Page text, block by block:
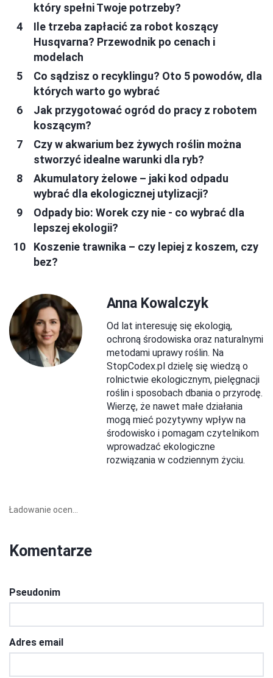
który spełni Twoje potrzeby?
Ile trzeba zapłacić za robot koszący
Husqvarna? Przewodnik po cenach i
modelach
Co sądzisz o recyklingu? Oto 5 powodów, dla
których warto go wybrać
Jak przygotować ogród do pracy z robotem
koszącym?
Czy w akwarium bez żywych roślin można
stworzyć idealne warunki dla ryb?
Akumulatory żelowe – jaki kod odpadu
wybrać dla ekologicznej utylizacji?
Odpady bio: Worek czy nie - co wybrać dla
lepszej ekologii?
Koszenie trawnika – czy lepiej z koszem, czy
bez?
Anna Kowalczyk
Od lat interesuję się ekologią,
ochroną środowiska oraz naturalnymi
metodami uprawy roślin. Na
StopCodex.pl dzielę się wiedzą o
rolnictwie ekologicznym, pielęgnacji
roślin i sposobach dbania o przyrodę.
Wierzę, że nawet małe działania
mogą mieć pozytywny wpływ na
środowisko i pomagam czytelnikom
wprowadzać ekologiczne
rozwiązania w codziennym życiu.
Ładowanie ocen...
Komentarze
Pseudonim
Adres email